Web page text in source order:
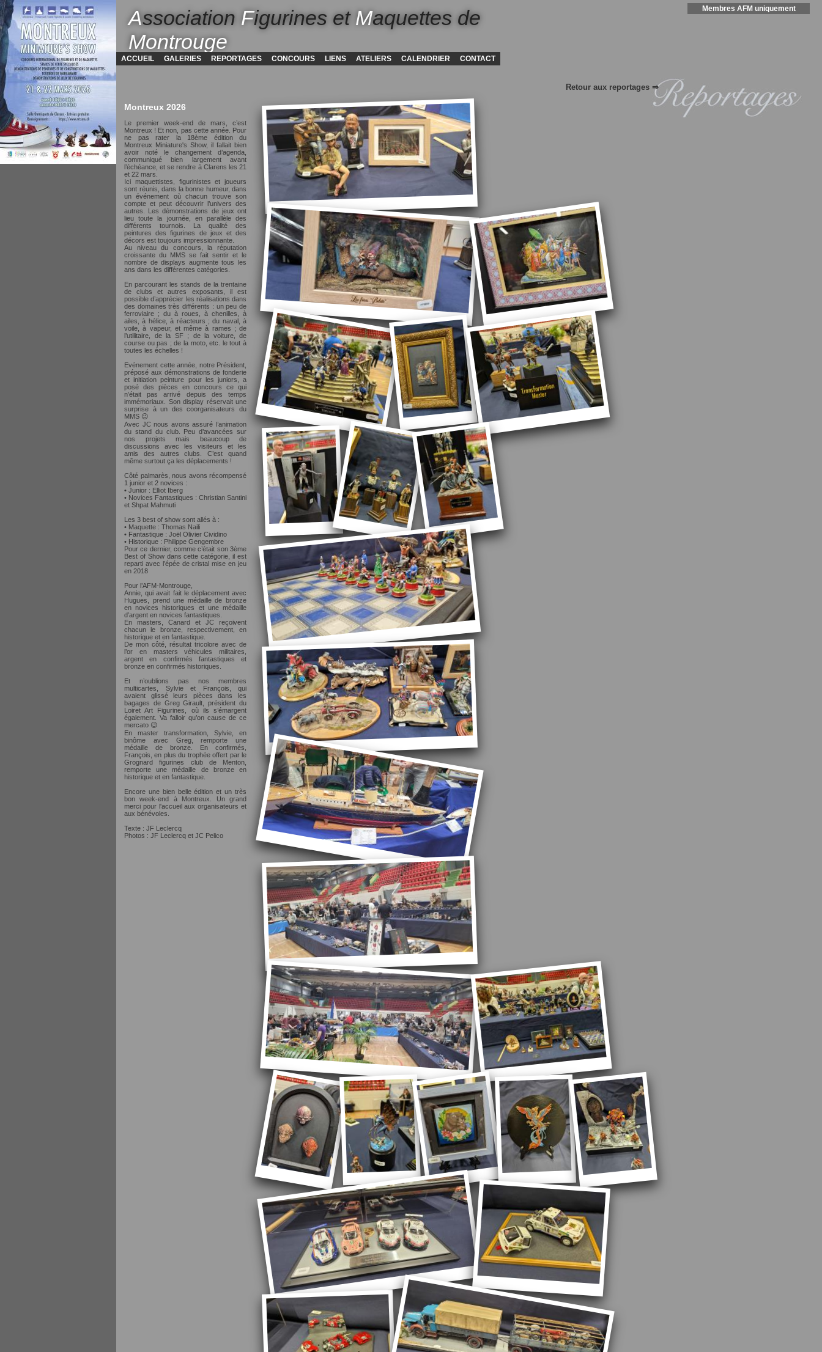
Association Figurines et Maquettes de
Montrouge
Membres AFM uniquement
ACCUEIL GALERIES REPORTAGES CONCOURS LIENS ATELIERS CALENDRIER CONTACT
Retour aux reportages ⇒
Montreux 2026
Le premier week-end de mars, c’est
Montreux ! Et non, pas cette année. Pour
ne pas rater la 18ème édition du
Montreux Miniature's Show, il fallait bien
avoir noté le changement d’agenda,
communiqué bien largement avant
l’échéance, et se rendre à Clarens les 21
et 22 mars.
Ici maquettistes, figurinistes et joueurs
sont réunis, dans la bonne humeur, dans
un événement où chacun trouve son
compte et peut découvrir l’univers des
autres. Les démonstrations de jeux ont
lieu toute la journée, en parallèle des
différents tournois. La qualité des
peintures des figurines de jeux et des
décors est toujours impressionnante.
Au niveau du concours, la réputation
croissante du MMS se fait sentir et le
nombre de displays augmente tous les
ans dans les différentes catégories.
En parcourant les stands de la trentaine
de clubs et autres exposants, il est
possible d’apprécier les réalisations dans
des domaines très différents : un peu de
ferroviaire ; du à roues, à chenilles, à
ailes, à hélice, à réacteurs ; du naval, à
voile, à vapeur, et même à rames ; de
l’utilitaire, de la SF ; de la voiture, de
course ou pas ; de la moto, etc. le tout à
toutes les échelles !
Evénement cette année, notre Président,
préposé aux démonstrations de fonderie
et initiation peinture pour les juniors, a
posé des pièces en concours ce qui
n’était pas arrivé depuis des temps
immémoriaux. Son display réservait une
surprise à un des coorganisateurs du
MMS 😉
Avec JC nous avons assuré l’animation
du stand du club. Peu d’avancées sur
nos projets mais beaucoup de
discussions avec les visiteurs et les
amis des autres clubs. C’est quand
même surtout ça les déplacements !
Côté palmarès, nous avons récompensé
1 junior et 2 novices :
• Junior : Elliot Iberg
• Novices Fantastiques : Christian Santini
et Shpat Mahmuti
Les 3 best of show sont allés à :
• Maquette : Thomas Naili
• Fantastique : Joël Olivier Cividino
• Historique : Philippe Gengembre
Pour ce dernier, comme c’était son 3ème
Best of Show dans cette catégorie, il est
reparti avec l’épée de cristal mise en jeu
en 2018
Pour l’AFM-Montrouge,
Annie, qui avait fait le déplacement avec
Hugues, prend une médaille de bronze
en novices historiques et une médaille
d’argent en novices fantastiques.
En masters, Canard et JC reçoivent
chacun le bronze, respectivement, en
historique et en fantastique.
De mon côté, résultat tricolore avec de
l’or en masters véhicules militaires,
argent en confirmés fantastiques et
bronze en confirmés historiques.
Et n’oublions pas nos membres
multicartes, Sylvie et François, qui
avaient glissé leurs pièces dans les
bagages de Greg Girault, président du
Loiret Art Figurines, où ils s’émargent
également. Va falloir qu’on cause de ce
mercato 😉
En master transformation, Sylvie, en
binôme avec Greg, remporte une
médaille de bronze. En confirmés,
François, en plus du trophée offert par le
Grognard figurines club de Menton,
remporte une médaille de bronze en
historique et en fantastique.
Encore une bien belle édition et un très
bon week-end à Montreux. Un grand
merci pour l'accueil aux organisateurs et
aux bénévoles.
Texte : JF Leclercq
Photos : JF Leclercq et JC Pelico